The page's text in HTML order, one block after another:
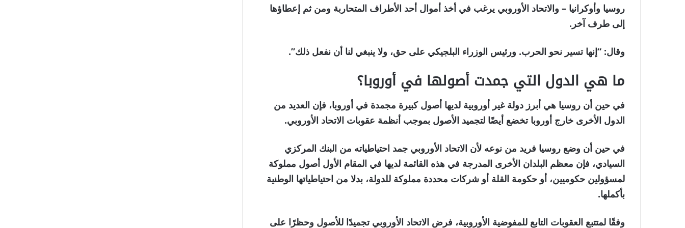
روسيا وأوكرانيا – والاتحاد الأوروبي يرغب في أخذ أموال أحد الأطراف المتحاربة ومن ثم إعطاؤها
إلى طرف آخر.
وقال: “إنها تسير نحو الحرب. ورئيس الوزراء البلجيكي على حق، ولا ينبغي لنا أن نفعل ذلك”.
ما هي الدول التي جمدت أصولها في أوروبا؟
في حين أن روسيا هي أبرز دولة غير أوروبية لديها أصول كبيرة مجمدة في أوروبا، فإن العديد من
الدول الأخرى خارج أوروبا تخضع أيضًا لتجميد الأصول بموجب أنظمة عقوبات الاتحاد الأوروبي.
في حين أن وضع روسيا فريد من نوعه لأن الاتحاد الأوروبي جمد احتياطياته من البنك المركزي
السيادي، فإن معظم البلدان الأخرى المدرجة في هذه القائمة لديها في المقام الأول أصول مملوكة
لمسؤولين حكوميين، أو حكومة القلة أو شركات محددة مملوكة للدولة، بدلا من احتياطياتها الوطنية
بأكملها.
وفقًا لمتتبع العقوبات التابع للمفوضية الأوروبية، فرض الاتحاد الأوروبي تجميدًا للأصول وحظرًا على